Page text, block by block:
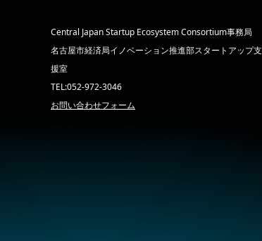
Central Japan Startup Ecosystem Consortium事務局
名古屋市経済局イノベーション推進部スタートアップ支
援室
TEL:052-972-3046
お問い合わせフォーム